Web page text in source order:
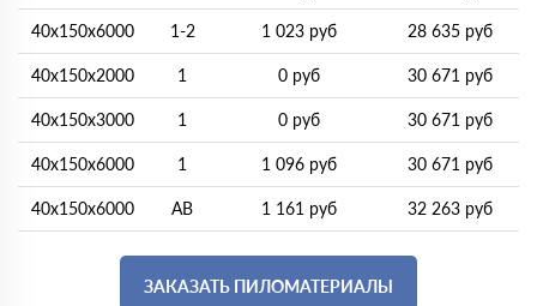
40х150х6000 1-2 1 023 руб 28 635 руб
40х150х2000 1 0 руб 30 671 руб
40х150х3000 1 0 руб 30 671 руб
40х150х6000 1 1 096 руб 30 671 руб
40х150х6000 АВ 1 161 руб 32 263 руб
ЗАКАЗАТЬ ПИЛОМАТЕРИАЛЫ